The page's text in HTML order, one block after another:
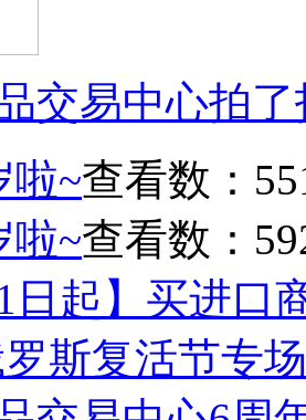
交易中心拍
啦~查看数：
啦~查看数：
1日起】买进口
罗斯复活节专